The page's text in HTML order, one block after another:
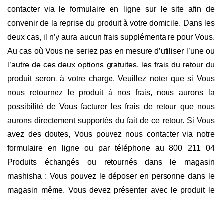
contacter via le formulaire en ligne sur le site afin de
convenir de la reprise du produit à votre domicile. Dans les
deux cas, il n’y aura aucun frais supplémentaire pour Vous.
Au cas où Vous ne seriez pas en mesure d’utiliser l’une ou
l’autre de ces deux options gratuites, les frais du retour du
produit seront à votre charge. Veuillez noter que si Vous
nous retournez le produit à nos frais, nous aurons la
possibilité de Vous facturer les frais de retour que nous
aurons directement supportés du fait de ce retour. Si Vous
avez des doutes, Vous pouvez nous contacter via notre
formulaire en ligne ou par téléphone au 800 211 04
Produits échangés ou retournés dans le magasin
mashisha : Vous pouvez le déposer en personne dans le
magasin même. Vous devez présenter avec le produit le